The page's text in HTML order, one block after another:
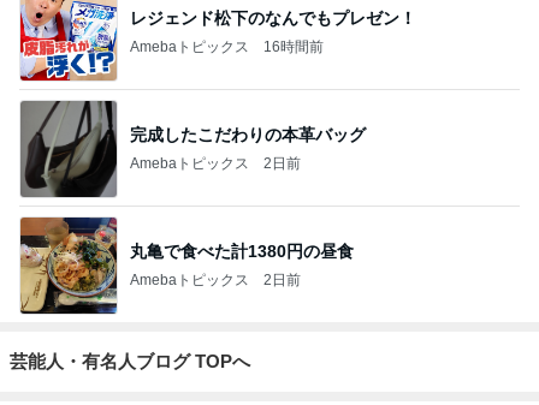
レジェンド松下のなんでもプレゼン！
Amebaトピックス 16時間前
完成したこだわりの本革バッグ
Amebaトピックス 2日前
丸亀で食べた計1380円の昼食
Amebaトピックス 2日前
芸能人・有名人ブログ TOPへ